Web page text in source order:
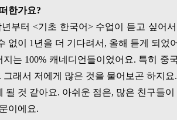
한가요?
부터 <기초 한국어> 수업이 듣고 싶어
없이 1 년을 더 기다려서 , 올해 듣게 되었
지는 100% 캐네디언들이었어요. 특히 중
. 그래서 저에게 많은 것을 물어보곤 하지요
될 것 같아요. 아쉬운 점은, 많은 친구들
이에요.